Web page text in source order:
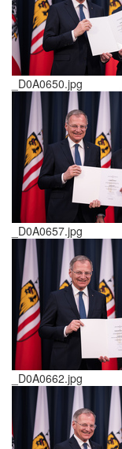
_D0A0650.jpg
_D0A0657.jpg
_D0A0662.jpg